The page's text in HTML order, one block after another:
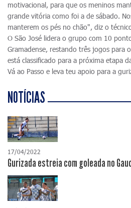
motivacional, para que os meninos
grande vitória como foi a de sábado.
manterem os pés no chão", diz o
O São José lidera o grupo com 10
Gramadense, restando três jogos para
está classificado para a próxima etapa
Vá ao Passo e leva teu apoio para a
NOTÍCIAS
17/04/2022
Gurizada estreia com goleada no